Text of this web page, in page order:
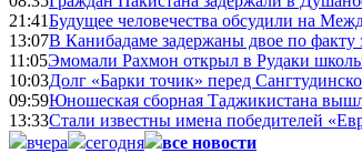
21:41Будущее человечества обсудили на
13:07В Канибадаме задержаны двое по
11:05Эмомали Рахмон открыл в Рудаки
10:03Долг «Барки точик» перед
09:59Юношеская сборная Таджикистана
13:33Стали известны имена победителей
вчера
сегодня
все новости